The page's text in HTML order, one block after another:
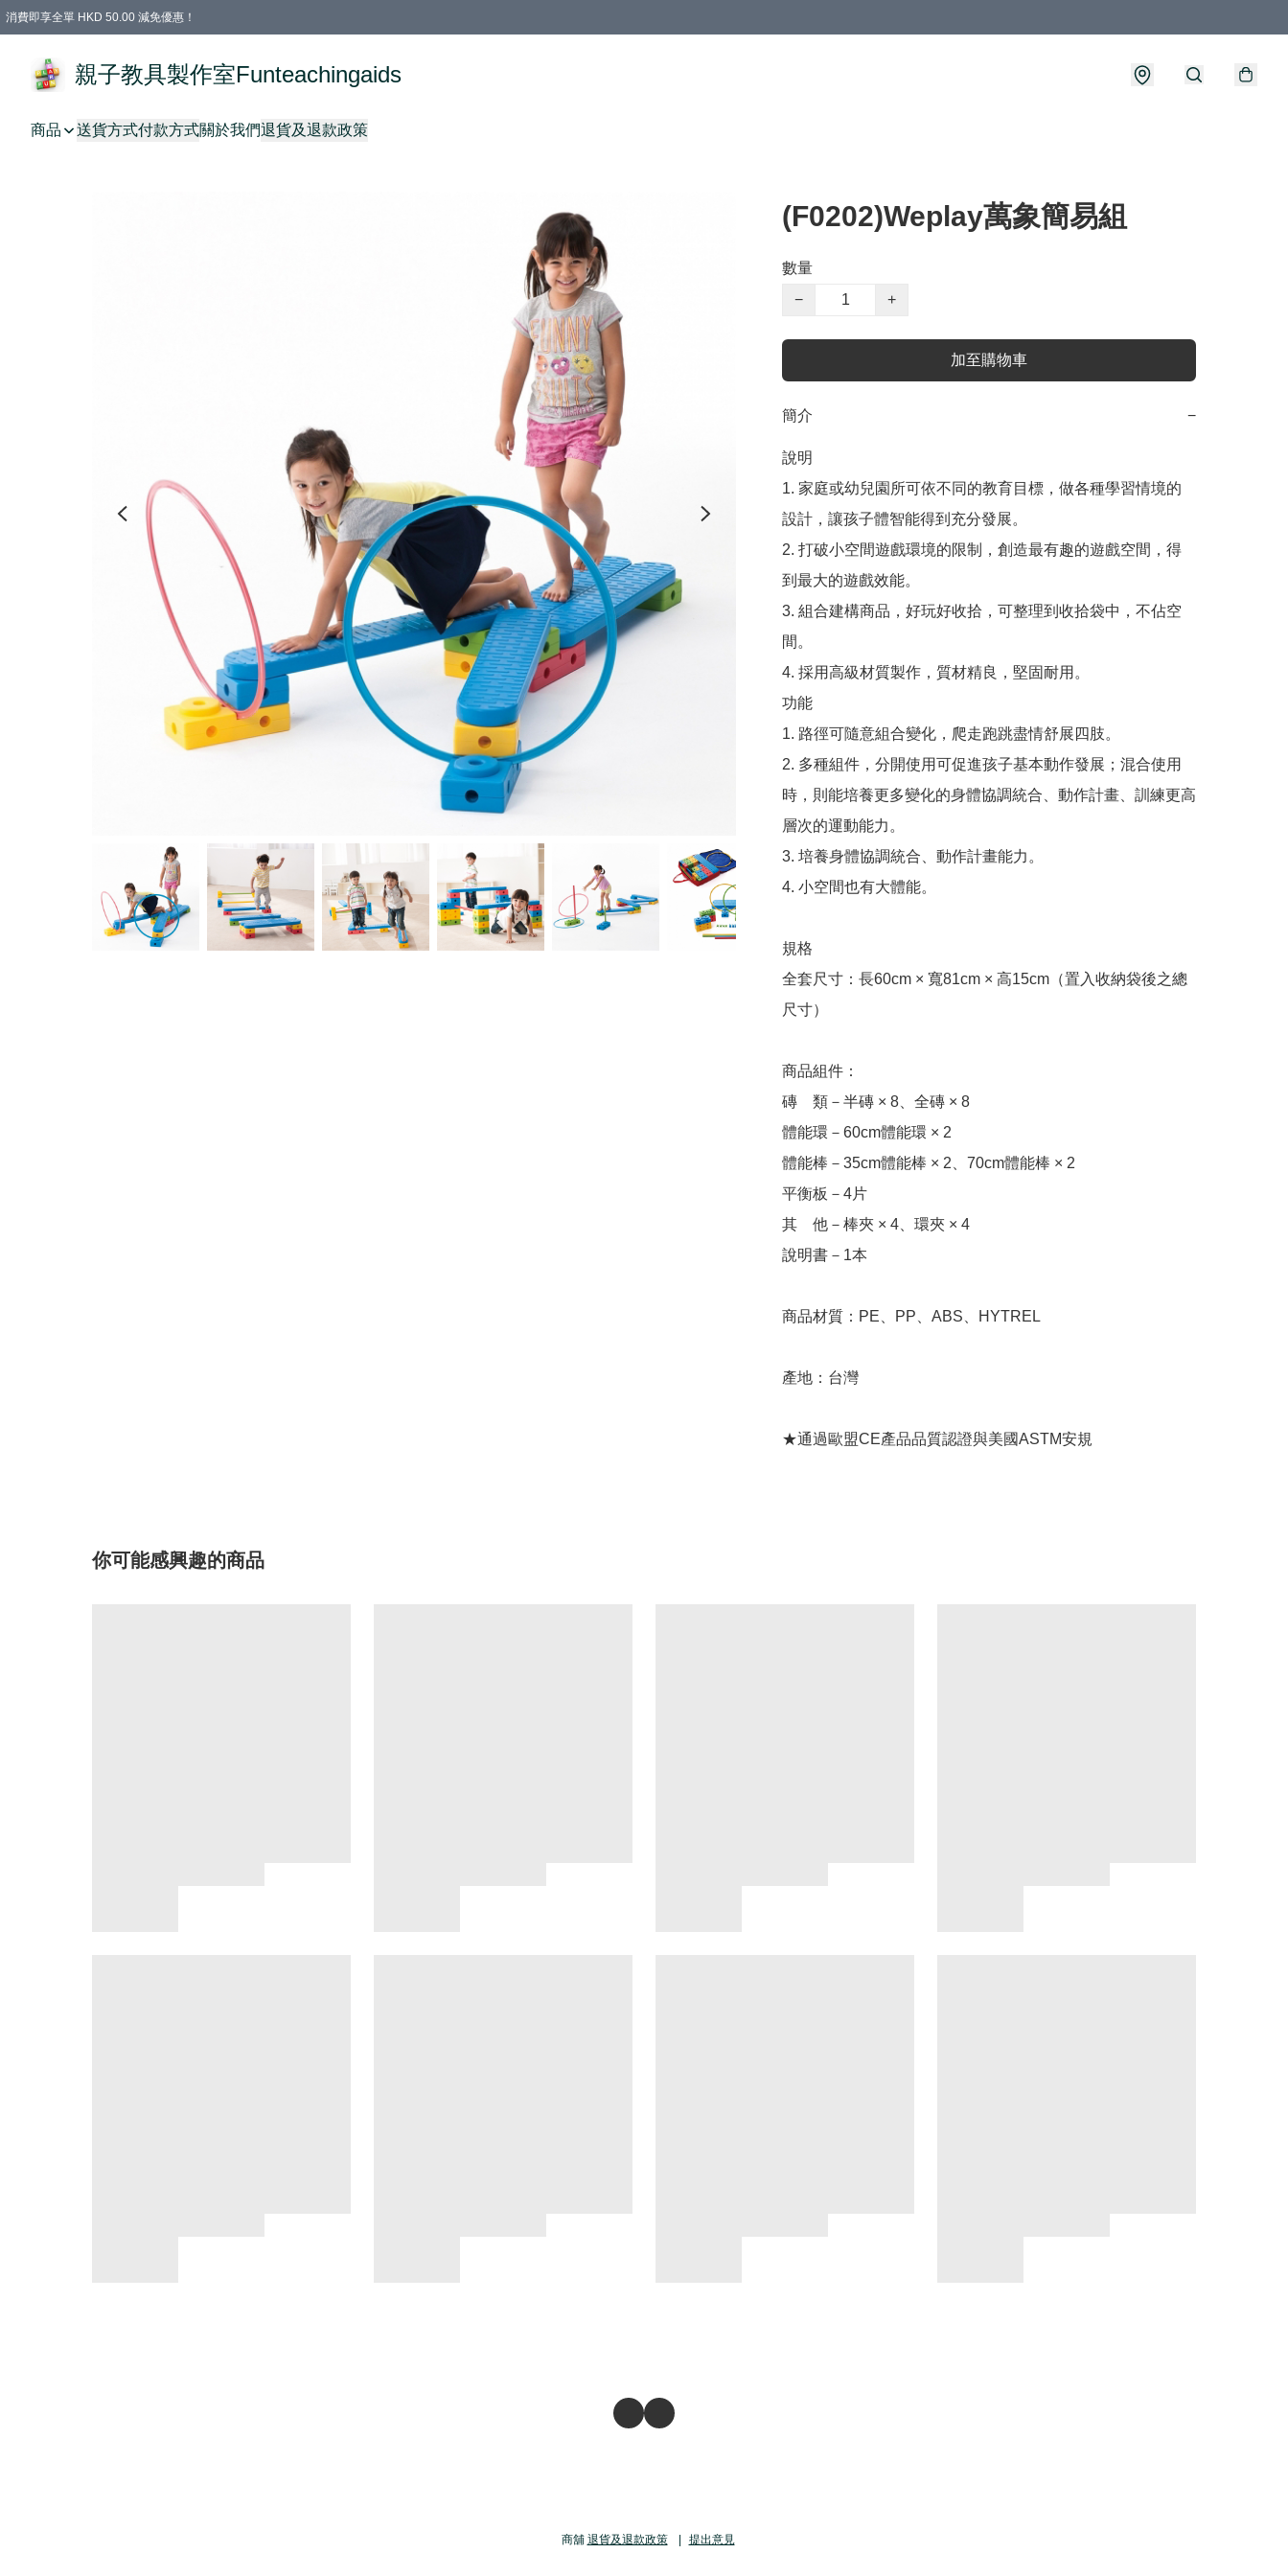
消費即享全單 HKD 50.00 減免優惠！
親子教具製作室Funteachingaids
商品 送貨方式付款方式關於我們退貨及退款政策
(F0202)Weplay萬象簡易組
數量
−
+
加至購物車
簡介 −
說明
1. 家庭或幼兒園所可依不同的教育目標，做各種學習情境的
設計，讓孩子體智能得到充分發展。
2. 打破小空間遊戲環境的限制，創造最有趣的遊戲空間，得
到最大的遊戲效能。
3. 組合建構商品，好玩好收拾，可整理到收拾袋中，不佔空
間。
4. 採用高級材質製作，質材精良，堅固耐用。
功能
1. 路徑可隨意組合變化，爬走跑跳盡情舒展四肢。
2. 多種組件，分開使用可促進孩子基本動作發展；混合使用
時，則能培養更多變化的身體協調統合、動作計畫、訓練更高
層次的運動能力。
3. 培養身體協調統合、動作計畫能力。
4. 小空間也有大體能。
規格
全套尺寸：長60cm × 寬81cm × 高15cm（置入收納袋後之總
尺寸）
商品組件：
磚　類－半磚 × 8、全磚 × 8
體能環－60cm體能環 × 2
體能棒－35cm體能棒 × 2、70cm體能棒 × 2
平衡板－4片
其　他－棒夾 × 4、環夾 × 4
說明書－1本
商品材質：PE、PP、ABS、HYTREL
產地：台灣
你可能感興趣的商品
商舖 退貨及退款政策 提出意見